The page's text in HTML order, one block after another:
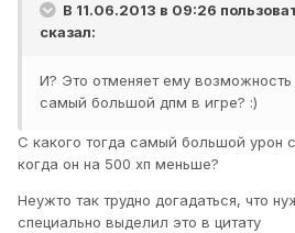
В 11.06.2013 в 09:26
сказал:
И? Это отменяет ему
самый большой дпм в игре? :)
С какого тогда самый большой урон
когда он на 500 хп меньше?
Неужто так трудно догадаться, что
специально выделил это в цитату